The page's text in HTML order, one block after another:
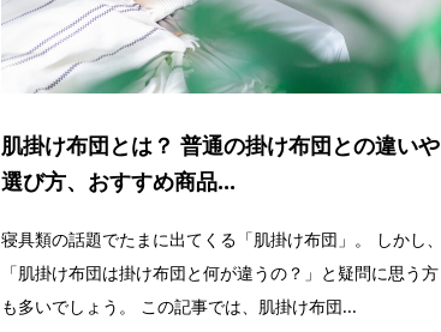
肌掛け布団とは？ 普通の掛け布団との違いや
選び方、おすすめ商品...
寝具類の話題でたまに出てくる「肌掛け布団」。 しかし、
「肌掛け布団は掛け布団と何が違うの？」と疑問に思う方
も多いでしょう。 この記事では、肌掛け布団...